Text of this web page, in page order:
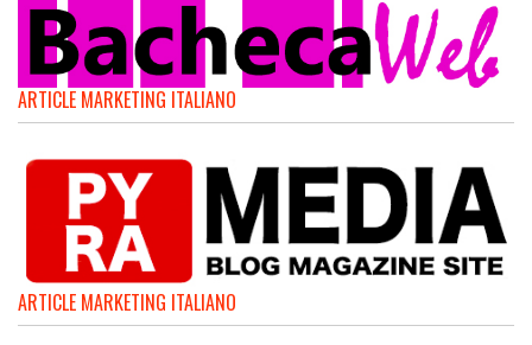
ARTICLE MARKETING ITALIANO
ARTICLE MARKETING ITALIANO